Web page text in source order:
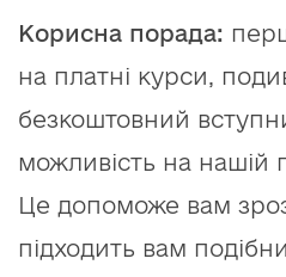
Корисна порада:
на платні курси,
безкоштовний
можливість на нашій
Це допоможе вам
підходить вам